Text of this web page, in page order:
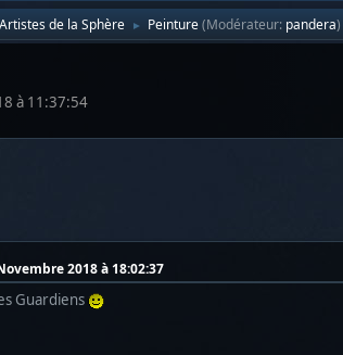
de la Sphère ► Peinture(Modérateur: pandera)
à 11:37:54
2018 à 18:02:37
Guardiens